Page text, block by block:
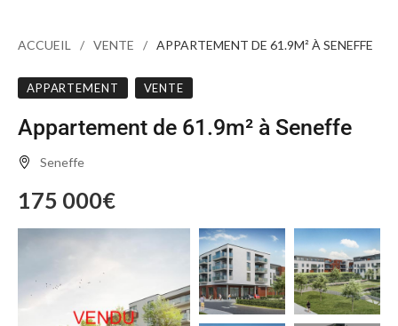
ACCUEIL VENTE APPARTEMENT DE 61.9M² À SENEFFE
APPARTEMENT VENTE
Appartement de 61.9m² à Seneffe
Seneffe
175 000€